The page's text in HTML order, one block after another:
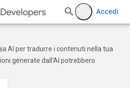
Accedi
AI per tradurre i contenuti nella tua
generate dall'AI potrebbero